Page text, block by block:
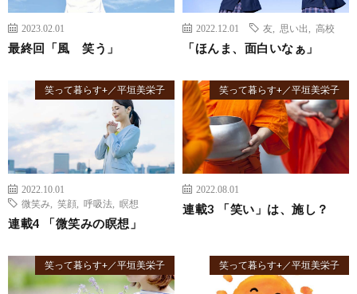
2023.02.01
最終回「風 笑う」
2022.12.01 友 思い出 高校
「ほんま、面白いなぁ」
笑って暮らす+／平垣美栄子
2022.10.01
微笑み
笑顔 呼吸法 瞑想
連載4 「微笑みの瞑想」
笑って暮らす+／平垣美栄子
2022.08.01
連載3 「笑い」は、施し？
笑って暮らす+／平垣美栄子 笑って暮らす+／平垣美栄子